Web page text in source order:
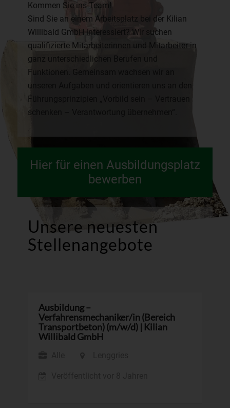
Kommen Sie ins Team!
Sind Sie an einem Arbeitsplatz bei der Kilian
Willibald GmbH interessiert? Wir suchen
qualifizierte Mitarbeiterinnen und Mitarbeiter in
ganz unterschiedlichen Berufen und
Funktionen. Gemeinsam wachsen wir an
unseren Aufgaben und orientieren uns an den
Führungsprinzipien „Vorbild sein – Vertrauen
schenken – Verantwortung übernehmen“.
Hier für einen Ausbildungsplatz
bewerben
Unsere neuesten
Stellenangebote
Ausbildung –
Verfahrensmechaniker/in (Bereich
Transportbeton) (m/w/d)| Kilian
Willibald GmbH